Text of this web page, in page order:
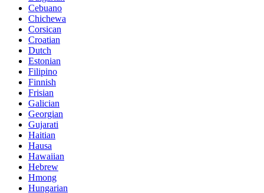
Cebuano
Chichewa
Corsican
Croatian
Dutch
Estonian
Filipino
Finnish
Frisian
Galician
Georgian
Gujarati
Haitian
Hausa
Hawaiian
Hebrew
Hmong
Hungarian